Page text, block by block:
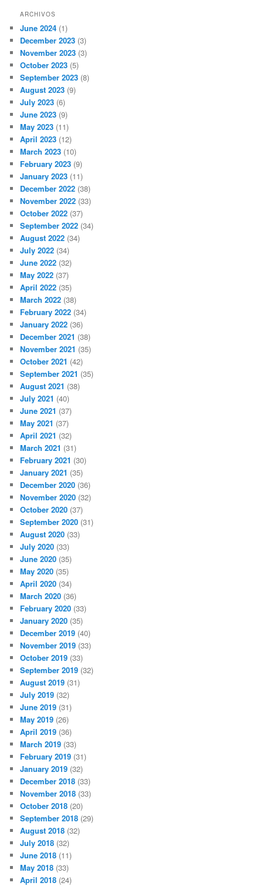
ARCHIVOS
June 2024 (1)
December 2023 (3)
November 2023 (3)
October 2023 (5)
September 2023 (8)
August 2023 (9)
July 2023 (6)
June 2023 (9)
May 2023 (11)
April 2023 (12)
March 2023 (10)
February 2023 (9)
January 2023 (11)
December 2022 (38)
November 2022 (33)
October 2022 (37)
September 2022 (34)
August 2022 (34)
July 2022 (34)
June 2022 (32)
May 2022 (37)
April 2022 (35)
March 2022 (38)
February 2022 (34)
January 2022 (36)
December 2021 (38)
November 2021 (35)
October 2021 (42)
September 2021 (35)
August 2021 (38)
July 2021 (40)
June 2021 (37)
May 2021 (37)
April 2021 (32)
March 2021 (31)
February 2021 (30)
January 2021 (35)
December 2020 (36)
November 2020 (32)
October 2020 (37)
September 2020 (31)
August 2020 (33)
July 2020 (33)
June 2020 (35)
May 2020 (35)
April 2020 (34)
March 2020 (36)
February 2020 (33)
January 2020 (35)
December 2019 (40)
November 2019 (33)
October 2019 (33)
September 2019 (32)
August 2019 (31)
July 2019 (32)
June 2019 (31)
May 2019 (26)
April 2019 (36)
March 2019 (33)
February 2019 (31)
January 2019 (32)
December 2018 (33)
November 2018 (33)
October 2018 (20)
September 2018 (29)
August 2018 (32)
July 2018 (32)
June 2018 (11)
May 2018 (33)
April 2018 (24)